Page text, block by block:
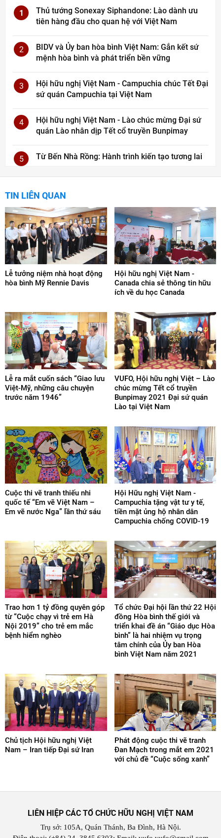
1
Thủ tướng Sonexay Siphandone: Lào dành ưu
tiên hàng đầu cho quan hệ với Việt Nam
2
BIDV và Ủy ban hòa bình Việt Nam: Gắn kết sứ
mệnh hòa bình và phát triển bền vững
3
Hội hữu nghị Việt Nam - Campuchia chúc Tết Đại
sứ quán Campuchia tại Việt Nam
4
Hội hữu nghị Việt Nam - Lào chúc mừng Đại sứ
quán Lào nhân dịp Tết cổ truyền Bunpimay
5 Từ Bến Nhà Rồng: Hành trình kiến tạo tương lai
TIN LIÊN QUAN
Lễ tưởng niệm nhà hoạt động
hòa bình Mỹ Rennie Davis
Hội hữu nghị Việt Nam -
Canada chia sẻ thông tin hữu
ích về du học Canada
Lễ ra mắt cuốn sách “Giao lưu
Việt-Mỹ, những câu chuyện
trước năm 1946”
VUFO, Hội hữu nghị Việt – Lào
chúc mừng Tết cổ truyền
Bunpimay 2021 Đại sứ quán
Lào tại Việt Nam
Cuộc thi vẽ tranh thiếu nhi
quốc tế “Em vẽ Việt Nam –
Em vẽ nước Nga” lần thứ sáu
Hội Hữu nghị Việt Nam -
Campuchia tặng vật tư y tế,
tiền mặt ủng hộ nhân dân
Campuchia chống COVID-19
Trao hơn 1 tỷ đồng quyên góp
từ “Cuộc chạy vì trẻ em Hà
Nội 2019” cho trẻ em mắc
bệnh hiểm nghèo
Tổ chức Đại hội lần thứ 22 Hội
đồng Hòa bình thế giới và
triển khai đề án “Giáo dục Hòa
bình” là hai nhiệm vụ trọng
tâm chính của Ủy ban Hòa
bình Việt Nam năm 2021
Chủ tịch Hội hữu nghị Việt
Nam – Iran tiếp Đại sứ Iran
Phát động cuộc thi vẽ tranh
Đan Mạch trong mắt em 2021
với chủ đề “Cuộc sống xanh”
LIÊN HIỆP CÁC TỔ CHỨC HỮU NGHỊ VIỆT NAM
Trụ sở: 105A, Quán Thánh, Ba Đình, Hà Nội.